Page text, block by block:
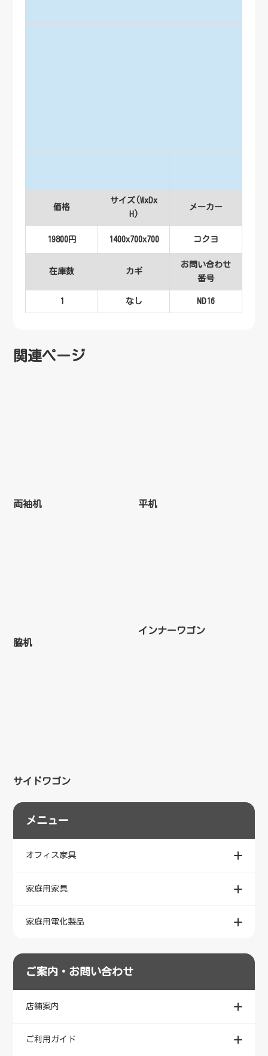
価格
サイズ(WxDx
H)
メーカー
19800円 1400x700x700 コクヨ
在庫数 カギ
お問い合わせ
番号
1 なし ND16
関連ページ
両袖机 平机
脇机
インナーワゴン
サイドワゴン
メニュー
オフィス家具
家庭用家具
家庭用電化製品
ご案内・お問い合わせ
店舗案内
ご利用ガイド